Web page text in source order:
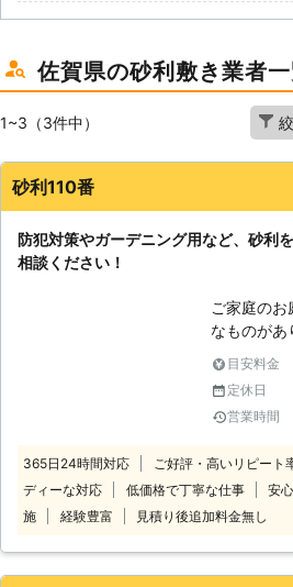
佐賀県の砂利敷き業者
1~3（3件中）
砂利110番
防犯対策やガーデニング用など、砂利
相談ください！
ご家庭のお
なものがあります
けばお庭
す。 また
防犯対策の
す。 お庭
しゃいます。 このように様々な
にそったピ
110番」では
れ、私たち
目安料金
定休日
営業時間
365日24時間対応 ご好評・高いリピート
ディーな対応
低価格で丁寧な仕事 安
施
経験豊富 見積り後追加料金無し